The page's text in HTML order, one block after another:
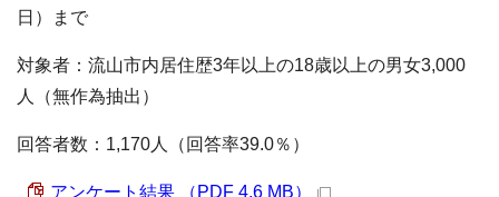
日）まで
対象者：流山市内居住歴3年以上の18歳以上の男女3,000
人（無作為抽出）
回答者数：1,170人（回答率39.0％）
アンケート結果 （PDF 4.6 MB）